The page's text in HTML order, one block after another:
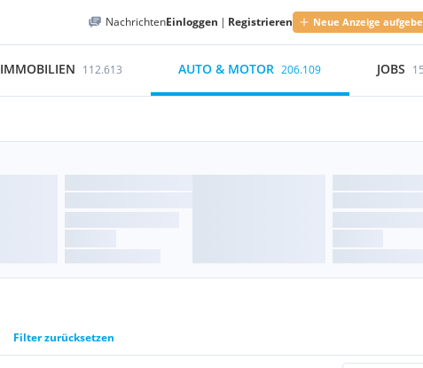
NachrichtenEinloggen | Registrieren Neue Anzeige
IMMOBILIEN 112.613 AUTO & MOTOR 206.109 JOBS
Filter zurücksetzen